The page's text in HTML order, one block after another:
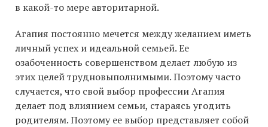
в какой-то мере авторитарной.
Агапия постоянно мечется между желанием иметь
личный успех и идеальной семьей. Ее
озабоченность совершенством делает любую из
этих целей трудновыполнимыми. Поэтому часто
случается, что свой выбор профессии Агапия
делает под влиянием семьи, стараясь угодить
родителям. Поэтому ее выбор представляет собой